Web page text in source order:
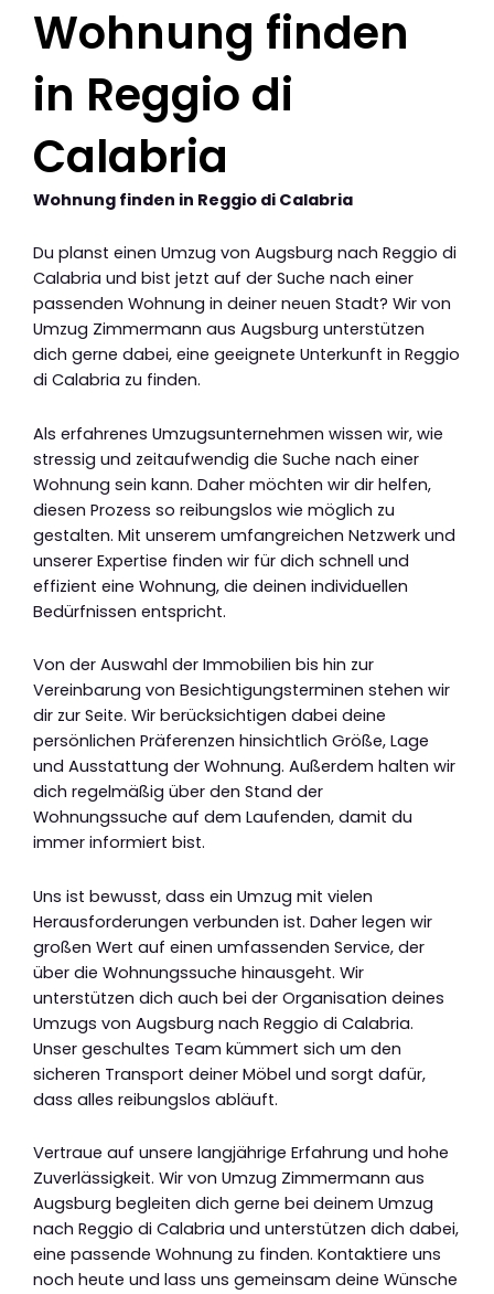
Wohnung finden
in Reggio di
Calabria
Wohnung finden in Reggio di Calabria
Du planst einen Umzug von Augsburg nach Reggio di
Calabria und bist jetzt auf der Suche nach einer
passenden Wohnung in deiner neuen Stadt? Wir von
Umzug Zimmermann aus Augsburg unterstützen
dich gerne dabei, eine geeignete Unterkunft in Reggio
di Calabria zu finden.
Als erfahrenes Umzugsunternehmen wissen wir, wie
stressig und zeitaufwendig die Suche nach einer
Wohnung sein kann. Daher möchten wir dir helfen,
diesen Prozess so reibungslos wie möglich zu
gestalten. Mit unserem umfangreichen Netzwerk und
unserer Expertise finden wir für dich schnell und
effizient eine Wohnung, die deinen individuellen
Bedürfnissen entspricht.
Von der Auswahl der Immobilien bis hin zur
Vereinbarung von Besichtigungsterminen stehen wir
dir zur Seite. Wir berücksichtigen dabei deine
persönlichen Präferenzen hinsichtlich Größe, Lage
und Ausstattung der Wohnung. Außerdem halten wir
dich regelmäßig über den Stand der
Wohnungssuche auf dem Laufenden, damit du
immer informiert bist.
Uns ist bewusst, dass ein Umzug mit vielen
Herausforderungen verbunden ist. Daher legen wir
großen Wert auf einen umfassenden Service, der
über die Wohnungssuche hinausgeht. Wir
unterstützen dich auch bei der Organisation deines
Umzugs von Augsburg nach Reggio di Calabria.
Unser geschultes Team kümmert sich um den
sicheren Transport deiner Möbel und sorgt dafür,
dass alles reibungslos abläuft.
Vertraue auf unsere langjährige Erfahrung und hohe
Zuverlässigkeit. Wir von Umzug Zimmermann aus
Augsburg begleiten dich gerne bei deinem Umzug
nach Reggio di Calabria und unterstützen dich dabei,
eine passende Wohnung zu finden. Kontaktiere uns
noch heute und lass uns gemeinsam deine Wünsche